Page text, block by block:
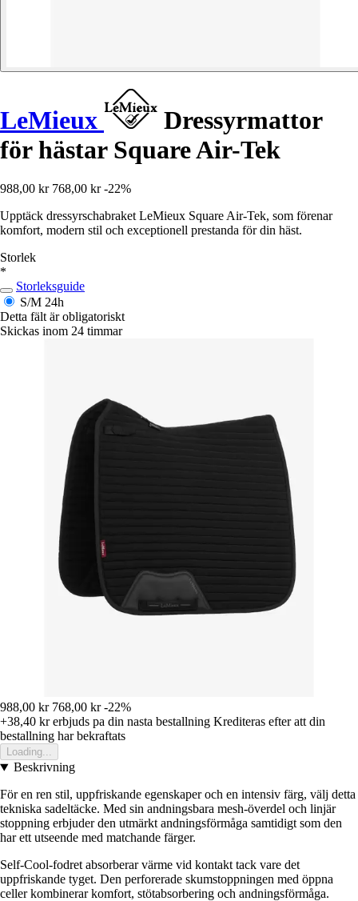
LeMieux
Dressyrmattor
för hästar Square Air-Tek
988,00 kr 768,00 kr -22%
Upptäck dressyrschabraket LeMieux Square Air-Tek, som förenar
komfort, modern stil och exceptionell prestanda för din häst.
Storlek
*
Storleksguide
S/M 24h
Detta fält är obligatoriskt
Skickas inom 24 timmar
988,00 kr 768,00 kr -22%
+38,40 krerbjuds pa din nasta bestallning Krediteras efter att din
bestallning har bekraftats
Loading...
Beskrivning
För en ren stil, uppfriskande egenskaper och en intensiv färg, välj detta
tekniska sadeltäcke. Med sin andningsbara mesh-överdel och linjär
stoppning erbjuder den utmärkt andningsförmåga samtidigt som den
har ett utseende med matchande färger.
Self-Cool-fodret absorberar värme vid kontakt tack vare det
uppfriskande tyget. Den perforerade skumstoppningen med öppna
celler kombinerar komfort, stötabsorbering och andningsförmåga.